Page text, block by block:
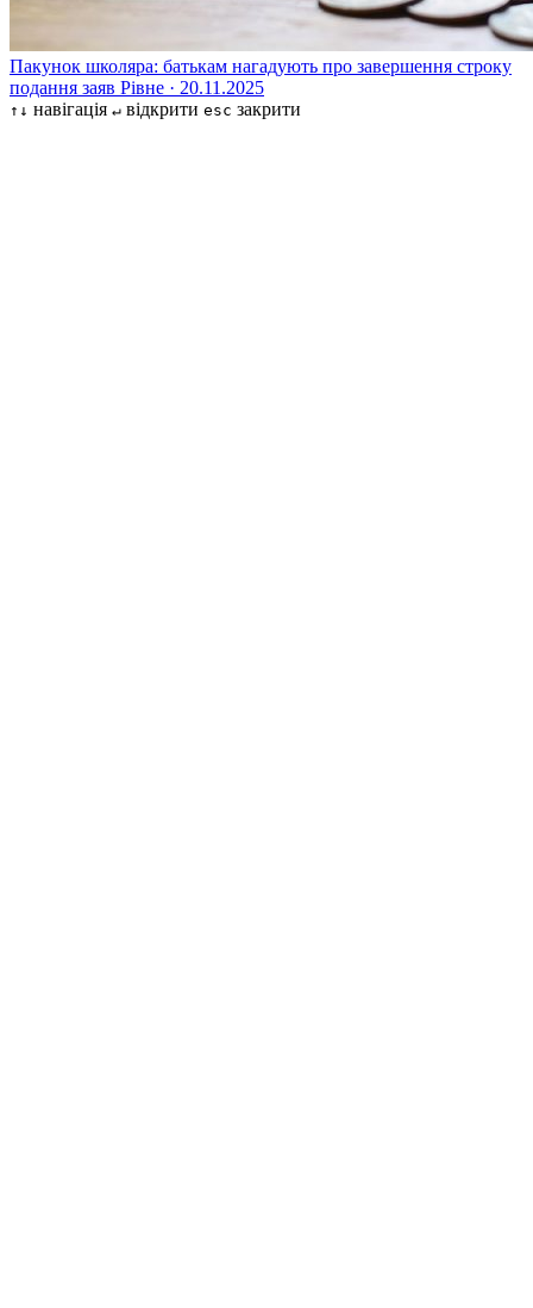
Пакунок школяра: батькам нагадують про завершення строку
подання заяв Рівне · 20.11.2025
↑↓ навігація ↵ відкрити esc закрити